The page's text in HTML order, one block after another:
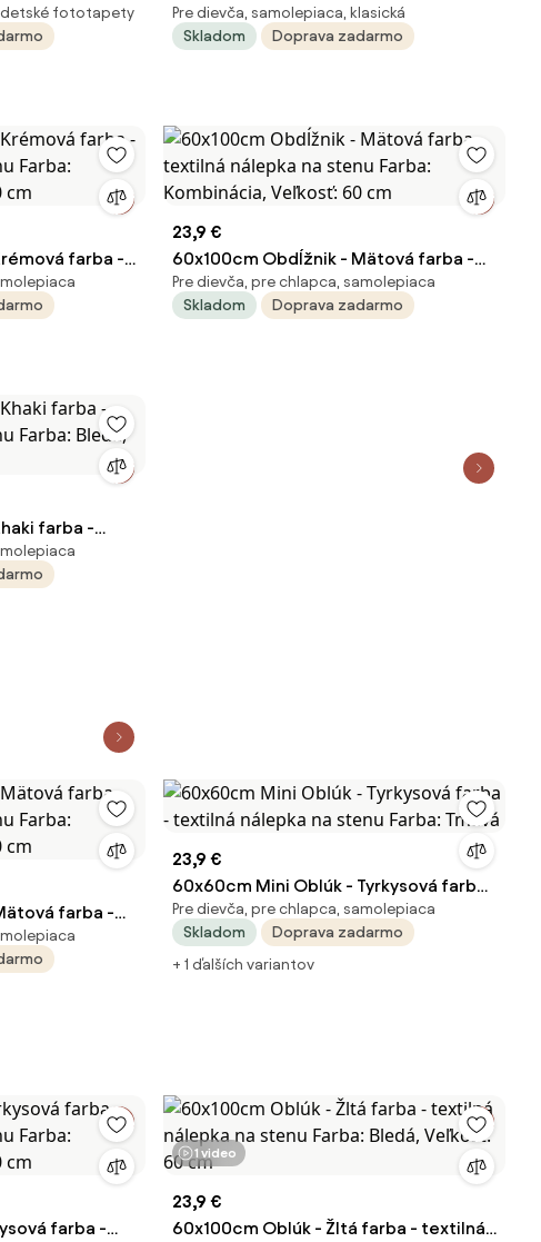
Bledá, Veľkosť:
detské fototapety
textilná nálepka na stenu Veľkosť: 100
cm
Pre dievča, samolepiaca, klasická
Skladom
Doprava zadarmo
farba -
Farba:
cm
23,9 €
60x100cm Obdĺžnik - Mätová farba -
textilná nálepka na stenu Farba:
Kombinácia, Veľkosť: 60 cm
Pre dievča, pre chlapca, samolepiaca
Skladom
Doprava zadarmo
farba -
Farba: Bledá,
farba -
Farba:
cm
23,9 €
60x60cm Mini Oblúk - Tyrkysová farba
- textilná nálepka na stenu Farba:
Tmavá
Pre dievča, pre chlapca, samolepiaca
Skladom
Doprava zadarmo
+ 1 ďalších variantov
farba -
1 video
23,9 €
60x100cm Oblúk - Žltá farba - textilná